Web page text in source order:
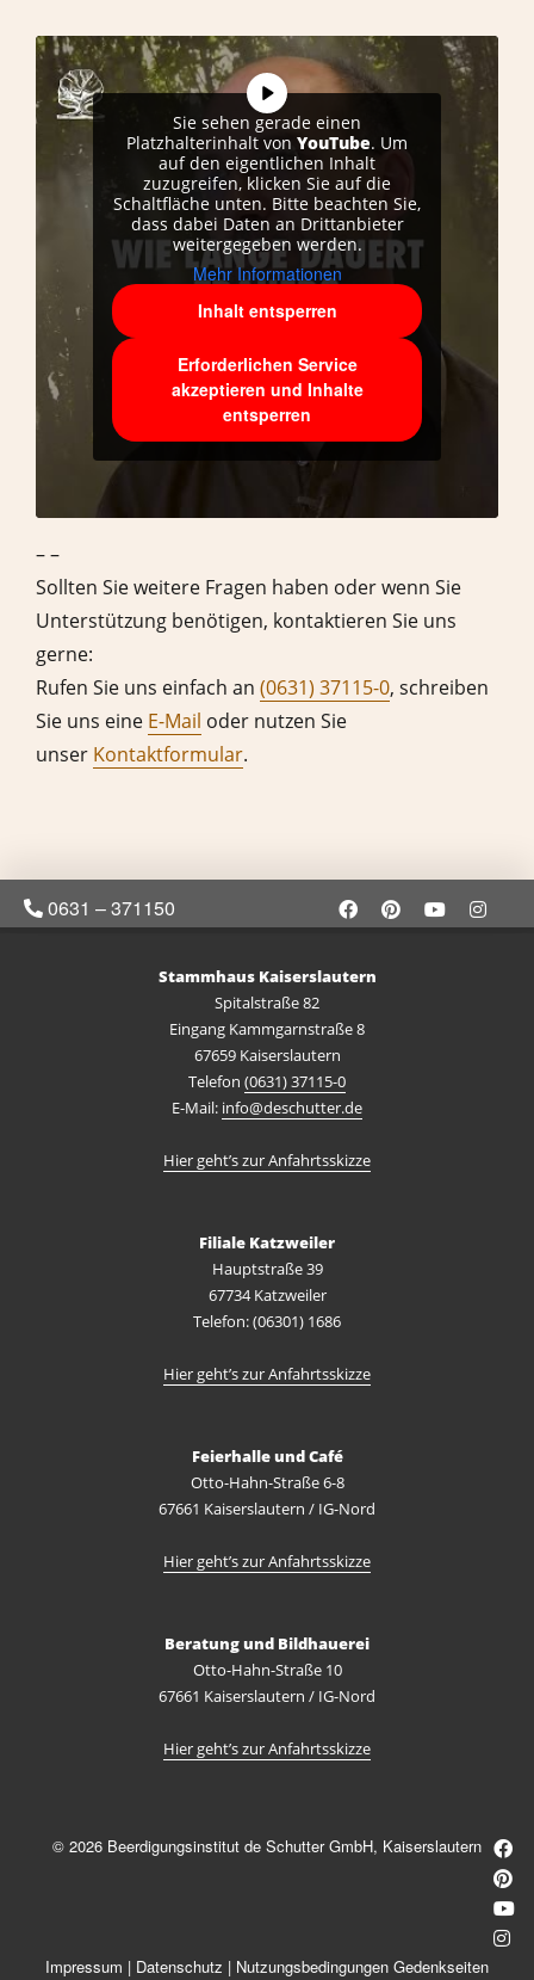
Sie sehen gerade einen
Platzhalterinhalt von YouTube. Um
auf den eigentlichen Inhalt
zuzugreifen, klicken Sie auf die
Schaltfläche unten. Bitte beachten Sie,
dass dabei Daten an Drittanbieter
weitergegeben werden.
Mehr Informationen
Inhalt entsperren
Erforderlichen Service
akzeptieren und Inhalte
entsperren
– –
Sollten Sie weitere Fragen haben oder wenn Sie
Unterstützung benötigen, kontaktieren Sie uns
gerne:
Rufen Sie uns einfach an (0631) 37115-0, schreiben
Sie uns eine E-Mail oder nutzen Sie
unser Kontaktformular.
0631 – 371150
Stammhaus Kaiserslautern
Spitalstraße 82
Eingang Kammgarnstraße 8
67659 Kaiserslautern
Telefon (0631) 37115-0
E-Mail: info@deschutter.de
Hier geht’s zur Anfahrtsskizze
Filiale Katzweiler
Hauptstraße 39
67734 Katzweiler
Telefon: (06301) 1686
Hier geht’s zur Anfahrtsskizze
Feierhalle und Café
Otto-Hahn-Straße 6-8
67661 Kaiserslautern / IG-Nord
Hier geht’s zur Anfahrtsskizze
Beratung und Bildhauerei
Otto-Hahn-Straße 10
67661 Kaiserslautern / IG-Nord
Hier geht’s zur Anfahrtsskizze
© 2026 Beerdigungsinstitut de Schutter GmbH, Kaiserslautern
Impressum | Datenschutz | Nutzungsbedingungen Gedenkseiten